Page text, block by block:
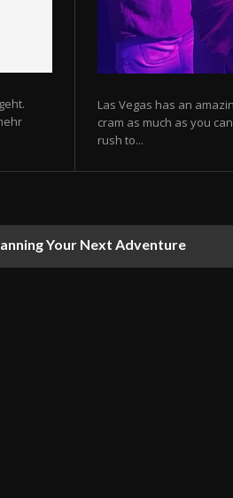
Las Vegas has an
cram as much as you
rush to...
Your Next Adventure